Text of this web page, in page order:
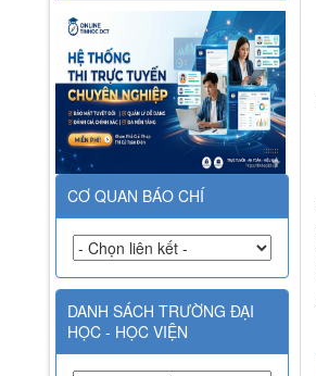
CƠ QUAN BÁO CHÍ
DANH SÁCH TRƯỜNG ĐẠI
HỌC - HỌC VIỆN